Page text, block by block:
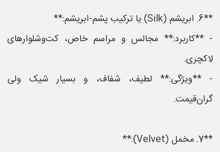
**6. ابریشم (Silk) یا ترکیب پشم-ابریشم:**
- **کاربرد:** مجالس و مراسم خاص، کت‌وشلوارهای
لاکچری.
- **ویژگی:** لطیف، شفاف، و بسیار شیک ولی
گران‌قیمت.
**7. مخمل (Velvet):**